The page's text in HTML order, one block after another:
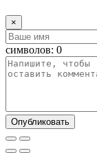
×
символов: 0
Опубликовать